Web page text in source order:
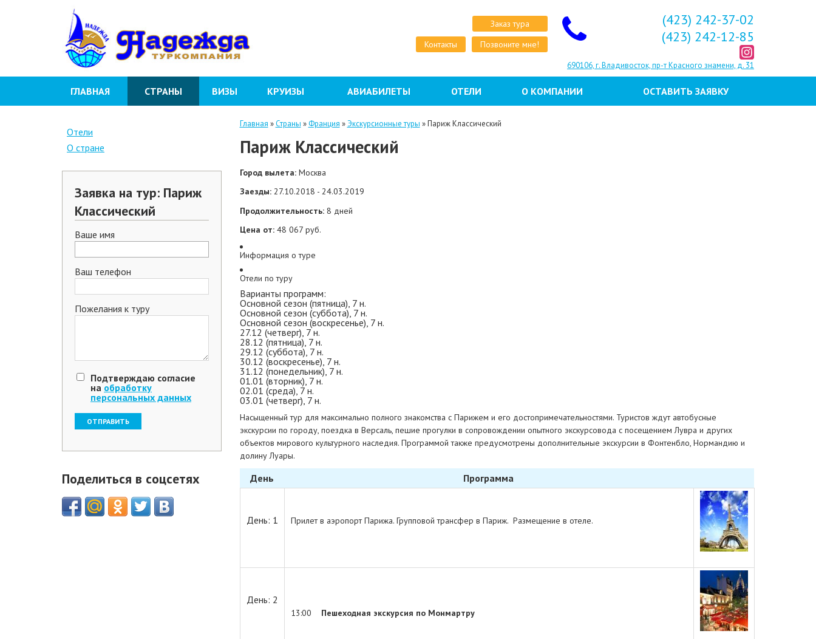
Контакты
Заказ тура
Позвоните мне!
(423) 242-37-02
(423) 242-12-85
690106, г. Владивосток, пр-т Красного знамени, д. 31
ГЛАВНАЯ СТРАНЫ ВИЗЫ КРУИЗЫ АВИАБИЛЕТЫ ОТЕЛИ О КОМПАНИИ ОСТАВИТЬ ЗАЯВКУ
Отели
О стране
Заявка на тур: Париж
Классический
Ваше имя
Ваш телефон
Пожелания к туру
Подтверждаю согласие
наобработку
персональных данных
Поделиться в соцсетях
Главная »Страны »Франция »Экскурсионные туры »Париж Классический
Париж Классический
Город вылета: Москва
Заезды:27.10.2018 - 24.03.2019
Продолжительность:8 дней
Цена от:48 067 руб.
Информация о туре
Отели по туру
Варианты программ:
Основной сезон (пятница), 7 н.
Основной сезон (суббота), 7 н.
Основной сезон (воскресенье), 7 н.
27.12 (четверг), 7 н.
28.12 (пятница), 7 н.
29.12 (суббота), 7 н.
30.12 (воскресенье), 7 н.
31.12 (понедельник), 7 н.
01.01 (вторник), 7 н.
02.01 (среда), 7 н.
03.01 (четверг), 7 н.
Насыщенный тур для максимально полного знакомства с Парижем и его достопримечательностями. Туристов ждут автобусные
экскурсии по городу, поездка в Версаль, пешие прогулки в сопровождении опытного экскурсовода с посещением Лувра и других
объектов мирового культурного наследия. Программой также предусмотрены дополнительные экскурсии в Фонтенбло, Нормандию и
долину Луары.
День Программа
День: 1 Прилет в аэропорт Парижа. Групповой трансфер в Париж. Размещение в отеле.
День: 2
13:00 Пешеходная экскурсия по Монмартру